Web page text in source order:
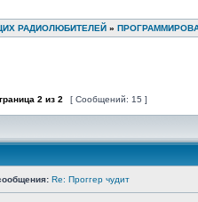
РАДИОЛЮБИТЕЛЕЙ »
2 из 2 [ Сообщений: 15 ]
Re: Проггер чудит